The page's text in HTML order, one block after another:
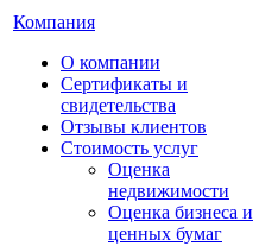
Компания
О компании
Сертификаты и
свидетельства
Отзывы клиентов
Стоимость услуг
Оценка
недвижимости
Оценка бизнеса и
ценных бумаг